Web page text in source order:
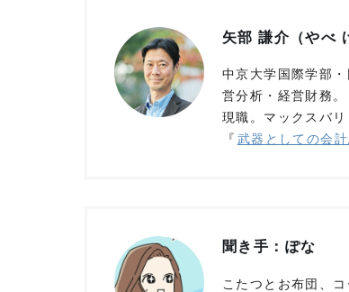
矢部 謙介（やべ
中京大学国際学部
営分析・経営財務
現職。マックスバ
『 武器としての会
聞き手：ぽな
こたつとお布団、